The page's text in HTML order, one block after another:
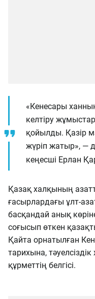
«Кенесары
келтіру
қойылды. Қазір
жүріп жатыр», —
кеңесші Ерлан
Қазақ халқының
ғасырлардағы ұлт-
басқандай анық
соғысып өткен
Қайта орнатылған
тарихына,
құрметтің белгісі.